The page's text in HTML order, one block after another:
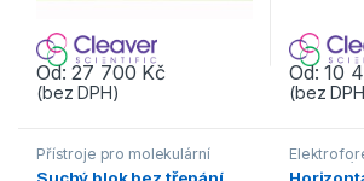
Od:27 700 Kč
(bez DPH)
Tento produkt má více variant. Možnosti
Od:10
(bez
Tento
Přístroje pro molekulární
biologii
Termobloky